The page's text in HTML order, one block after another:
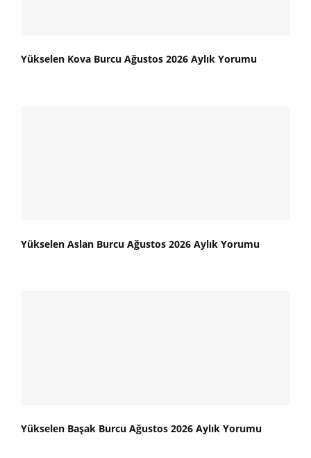
Yükselen Kova Burcu Ağustos 2026 Aylık Yorumu
Yükselen Aslan Burcu Ağustos 2026 Aylık Yorumu
Yükselen Başak Burcu Ağustos 2026 Aylık Yorumu